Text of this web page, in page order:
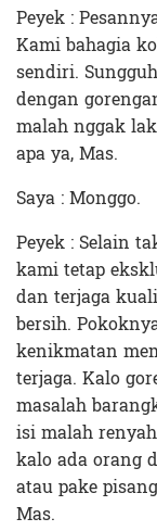
Peyek :
Kami bahagia
sendiri.
dengan
malah nggak
apa ya, Mas.
Saya : Monggo.
Peyek : Selain
kami tetap
dan terjaga
bersih.
kenikmatan
terjaga. Kalo
masalah
isi malah
kalo ada orang
atau pake
Mas.